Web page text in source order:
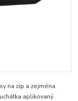
na zip a zejména
aplikovaný